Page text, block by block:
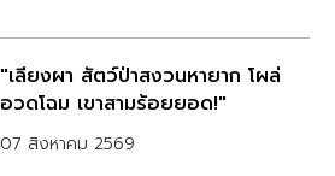
"เลียงผา สัตว์ป่าสงวนหายาก โผล่
อวดโฉม เขาสามร้อยยอด!"
07 สิงหาคม 2569